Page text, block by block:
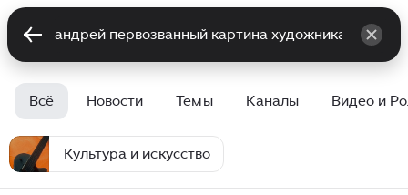
Всё Новости Темы Каналы Видео и
Культура и искусство